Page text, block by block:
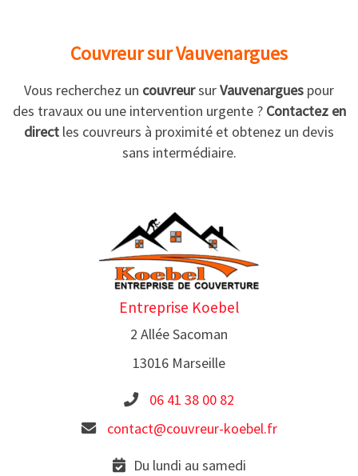
Couvreur sur Vauvenargues
Vous recherchez un couvreursurVauvenargues pour
des travaux ou une intervention urgente ? Contactez en
direct les couvreurs à proximité et obtenez un devis
sans intermédiaire.
Entreprise Koebel
2 Allée Sacoman
13016 Marseille
06 41 38 00 82
contact@couvreur-koebel.fr
Du lundi au samedi